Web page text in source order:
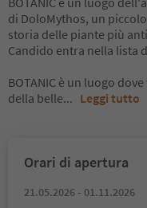
di DoloMythos, un
storia delle piante più
Candido entra nella lista
BOTANIC è un luogo
della belle... Leggi tutto
Orari di apertura
21.05.2026 - 01.11.2026